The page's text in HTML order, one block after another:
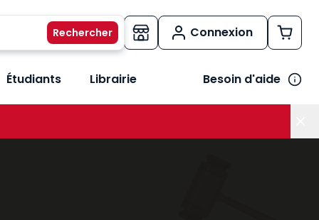
Connexion
métiers
le sous-menu Vos besoins
Étudiants Librairie Besoin d'aide